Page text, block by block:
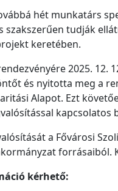
hét munkatárs
szakszerűen tudják
keretében.
2025. 12.
és nyitotta meg a
Alapot. Ezt
kapcsolatos
a Fővárosi
forrásaiból.
kérhető: